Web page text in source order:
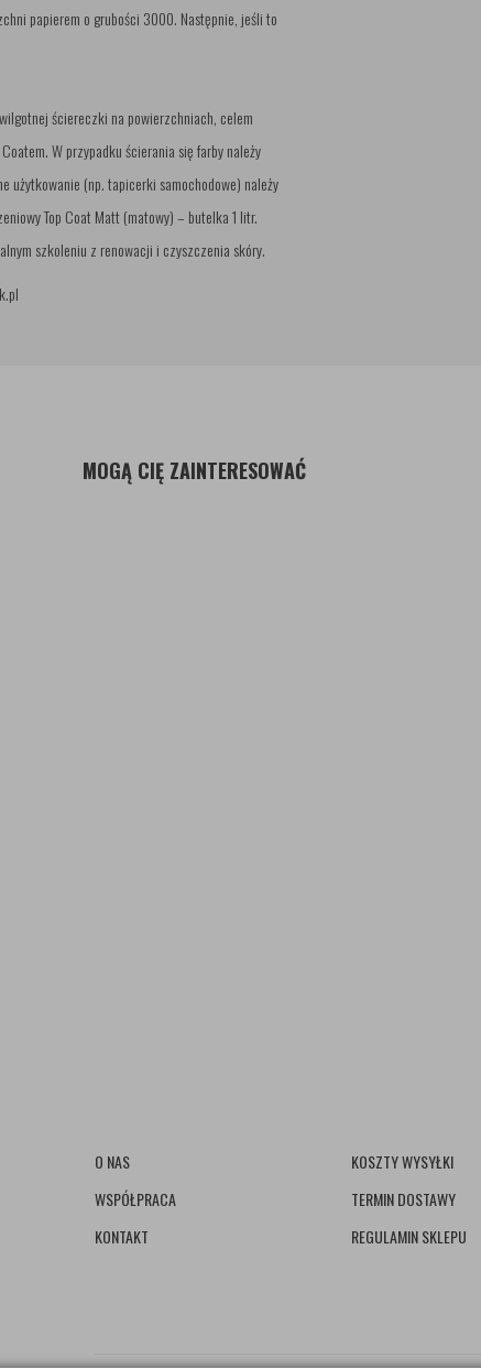
papierem o grubości 3000. Następnie, jeśli to
ściereczki na powierzchniach, celem
W przypadku ścierania się farby należy
użytkowanie (np. tapicerki samochodowe) należy
Top Coat Matt (matowy) – butelka 1 litr.
szkoleniu z renowacji i czyszczenia skóry.
MOGĄ CIĘ ZAINTERESOWAĆ
O NAS
WSPÓŁPRACA
KONTAKT
KOSZTY WYSYŁKI
TERMIN DOSTAWY
REGULAMIN SKLEPU